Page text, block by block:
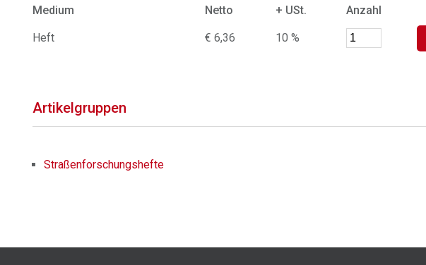
Medium
Netto + USt. Anzahl
Heft € 6,36 10 %
Artikelgruppen
Straßenforschungshefte